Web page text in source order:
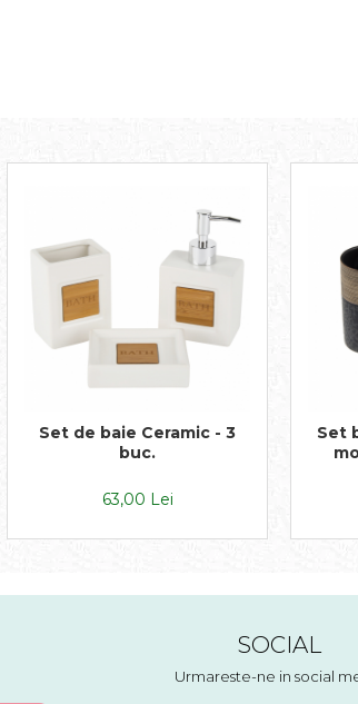
Set de baie Ceramic - 3
buc.
63,00 Lei
Set
SOCIAL
Urmareste-ne in social